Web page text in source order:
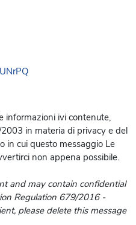
informazioni ivi contenute,
in materia di privacy e del
in cui questo messaggio Le
non appena possibile.
and may contain confidential
Regulation 679/2016 -
please delete this message